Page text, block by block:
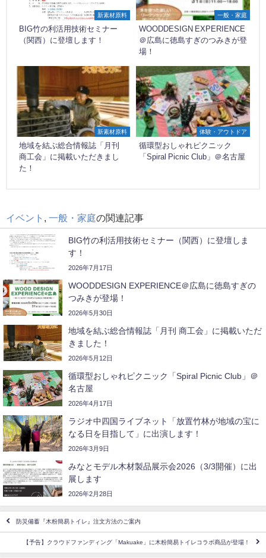
新素材原料
BIG竹の利活用技術セミナー
（関西）に登壇します！
一般・家庭
WOODDESIGN EXPERIENCE
＠広島に徳島すぎのつみきが登
場！
新素材原料
地域を結ぶ総合情報誌「月刊
商工会」に掲載いただきまし
た！
体験・アウトドア
循環型おしゃれピクニック
「Spiral Picnic Club」＠名古屋
イベント 一般・家庭の関連記事
BIG竹の利活用技術セミナー（関西）に登壇しま
す！
2026年7月17日
WOODDESIGN EXPERIENCE＠広島に徳島すぎの
つみきが登場！
2026年5月30日
地域を結ぶ総合情報誌「月刊 商工会」に掲載いただ
きました！
2026年5月12日
循環型おしゃれピクニック「Spiral Picnic Club」＠
名古屋
2026年4月17日
ラジオ中四国ライブネット「放置竹林が地域の宝に
なる日を目指して」に出演します！
2026年3月9日
みなとモデル木材製品展示会2026（3/3開催）に出
展します
2026年2月28日
防災備蓄『木粉簡易トイレ』注文方法のご案内
【予告】クラウドファンディング「Makuake」に木粉簡易トイレコラボ商品が登場！